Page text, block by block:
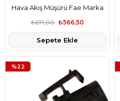
Hava Akış Müşürü Fae Marka
A6511530028
₺566,50
₺671,00
Sepete Ekle
%22